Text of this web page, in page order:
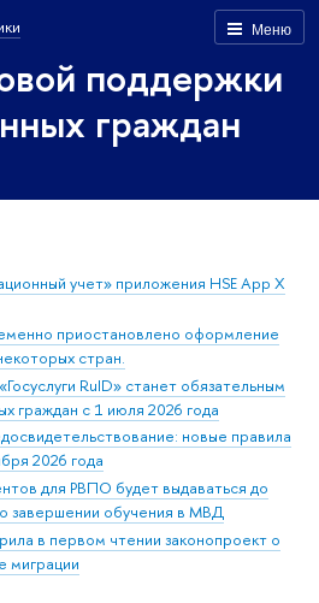
Меню
поддержки
граждан
учет» приложения HSE App X
приостановлено оформление
стран.
RuID» станет обязательным
граждан с 1 июля 2026 года
новые правила
2026 года
для РВПО будет выдаваться до
завершении обучения в МВД
в первом чтении законопроект о
миграции